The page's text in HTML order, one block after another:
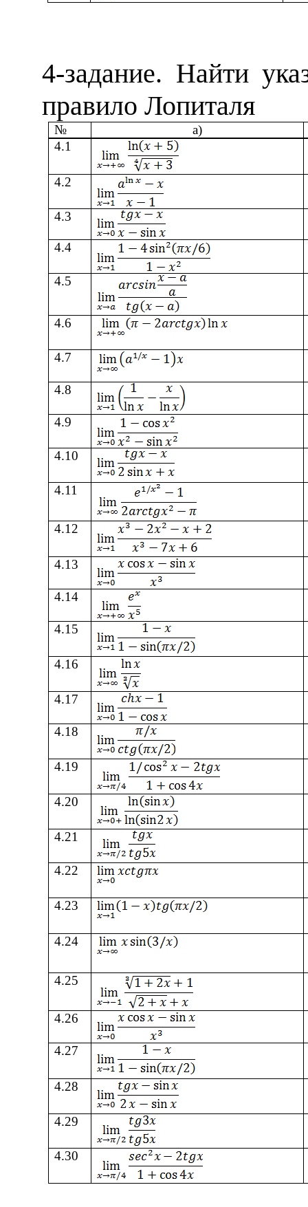
4-задание. Найти
правило Лопиталя
№
а)
4.1
4.2
4.3
4.4
4.5
4.6
4.7
4.8
4.9
4.10
4.11
4.1 2
4.13
4.14
4.15
4.16
4.17
4.18
4.19
4.20
4.21
4.22
4.23
4.24
4.25
4.26
4.27
4.28
4.29
4.30